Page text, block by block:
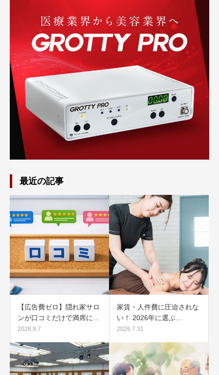
最近の記事
【広告費ゼロ】隠れ家サロ
ンが口コミだけで満席に…
2026.8.7
家賃・人件費に圧迫されな
い！ 2026年に選ぶ…
2026.7.31